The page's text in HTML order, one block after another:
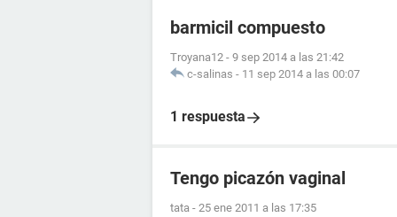
barmicil compuesto
Troyana12 - 9 sep 2014 a las 21:42
c-salinas - 11 sep 2014 a las 00:07
1 respuesta
Tengo picazón vaginal
tata - 25 ene 2011 a las 17:35